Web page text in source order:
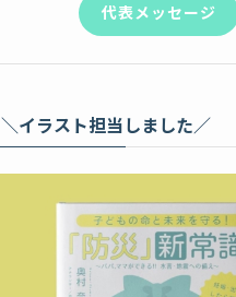
代表メッセージ
＼イラスト担当しました／